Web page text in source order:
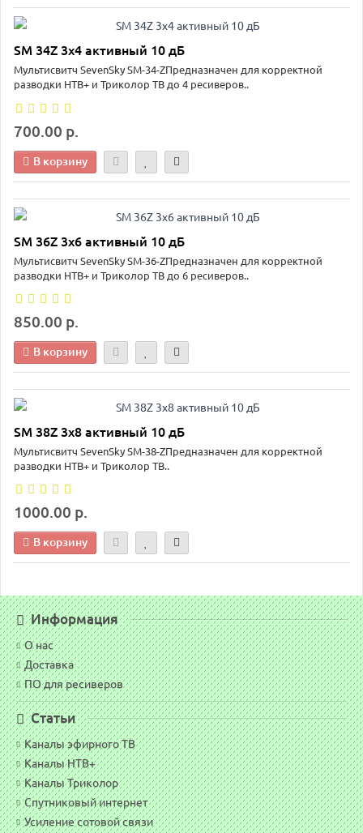
SM 34Z 3х4 активный 10 дБ
Мультисвитч SevenSky SM-34-ZПредназначен для корректной
разводки НТВ+ и Триколор ТВ до 4 ресиверов..
700.00 р.
В корзину
SM 36Z 3х6 активный 10 дБ
Мультисвитч SevenSky SM-36-ZПредназначен для корректной
разводки НТВ+ и Триколор ТВ до 6 ресиверов..
850.00 р.
В корзину
SM 38Z 3х8 активный 10 дБ
Мультисвитч SevenSky SM-38-ZПредназначен для корректной
разводки НТВ+ и Триколор ТВ..
1000.00 р.
В корзину
Информация
О нас
Доставка
ПО для ресиверов
Статьи
Каналы эфирного ТВ
Каналы НТВ+
Каналы Триколор
Спутниковый интернет
Усиление сотовой связи